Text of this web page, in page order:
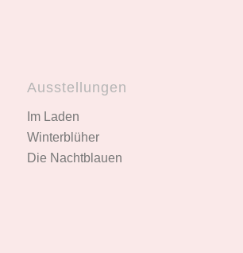
Ausstellungen
Im Laden
Winterblüher
Die Nachtblauen